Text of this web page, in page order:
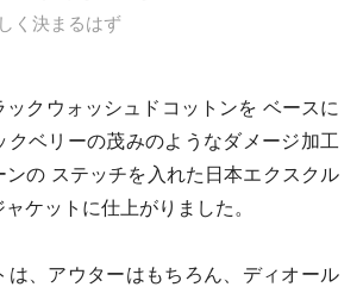
く決まるはず
ックウォッシュドコットンを ベースに
クベリーの茂みのようなダメージ加工
ンの ステッチを入れた日本エクスクル
ケットに仕上がりました。
は、アウターはもちろん、ディオール